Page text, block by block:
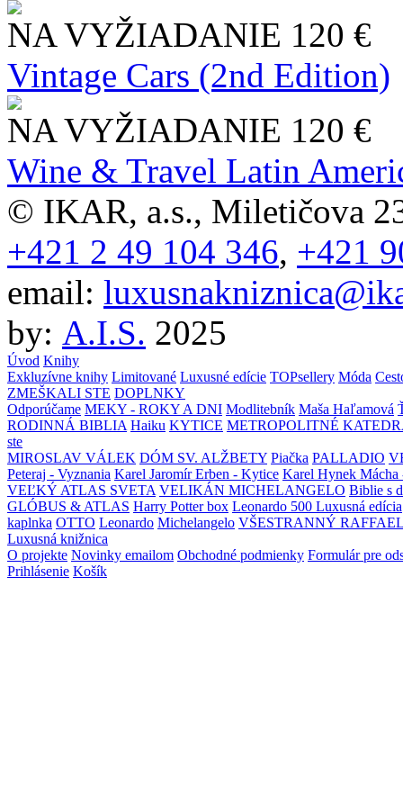
NA VYŽIADANIE 120 €
Vintage Cars (2nd Edition)
NA VYŽIADANIE 120 €
Wine & Travel Latin
© IKAR, a.s., Miletičova
+421 2 49 104 346, +421
email:
by: A.I.S. 2025
Úvod Knihy
Exkluzívne knihy Limitované Luxusné edície TOPsellery Móda
ZMEŠKALI STE DOPLNKY
Odporúčame MEKY - ROKY A DNI Modlitebník Maša Haľamová
RODINNÁ BIBLIA Haiku KYTICE METROPOLITNÉ
ste
MIROSLAV VÁLEK DÓM SV. ALŽBETY Piačka PALLADIO
Peteraj - Vyznania Karel Jaromír Erben - Kytice Karel Hynek Mácha
VEĽKÝ ATLAS SVETA VELIKÁN MICHELANGELO Biblie s
GLÓBUS & ATLAS Harry Potter box Leonardo 500 Luxusná edícia
kaplnka OTTO Leonardo Michelangelo VŠESTRANNÝ
Luxusná knižnica
O projekte Novinky emailom Obchodné podmienky Formulár pre
Prihlásenie Košík